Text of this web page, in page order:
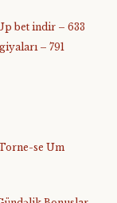
bet indir – 633
– 791
se Um